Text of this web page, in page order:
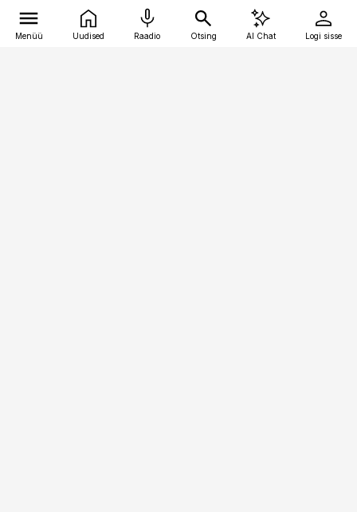
Menüü Uudised Raadio Otsing AI Chat Logi sisse